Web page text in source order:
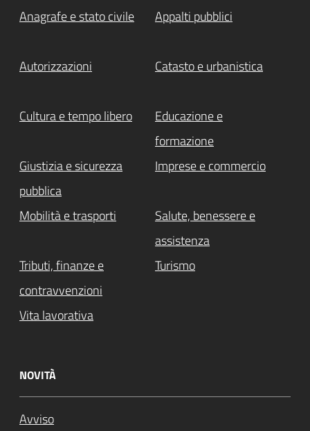
Anagrafe e stato civile Appalti pubblici
Autorizzazioni Catasto e urbanistica
Cultura e tempo libero
Educazione e
formazione
Giustizia e sicurezza
pubblica
Imprese e commercio
Mobilità e trasporti
Salute, benessere e
assistenza
Tributi, finanze e
contravvenzioni
Turismo
Vita lavorativa
NOVITÀ
Avviso